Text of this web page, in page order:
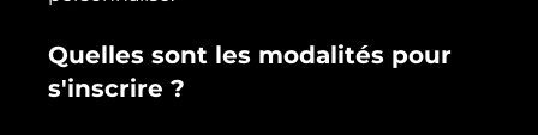
Quelles sont les modalités pour
s'inscrire ?